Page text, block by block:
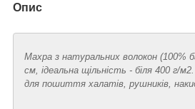
Опис
Махра з натуральних волокон (100%
см, ідеальна щільність - біля 400 г/
для пошиття халатів, рушників,